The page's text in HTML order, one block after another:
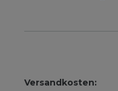
Versandkosten: